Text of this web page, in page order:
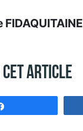
FIDAQUITAINE
cet article